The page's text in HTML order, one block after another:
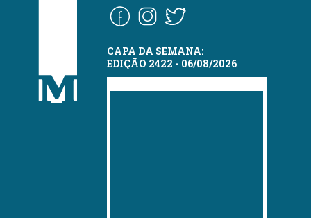
CAPA DA SEMANA:
EDIÇÃO 2422 - 06/08/2026